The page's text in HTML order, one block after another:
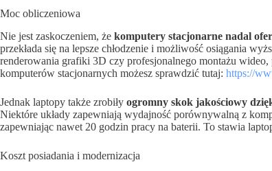
Moc obliczeniowa
Nie jest zaskoczeniem, że komputery stacjonarne nadal
przekłada się na lepsze chłodzenie i możliwość osiągania
renderowania grafiki 3D czy profesjonalnego montażu
komputerów stacjonarnych możesz sprawdzić tutaj: https://
Jednak laptopy także zrobiły ogromny skok jakościowy
Niektóre układy zapewniają wydajność porównywalną z
zapewniając nawet 20 godzin pracy na baterii. To stawia
Koszt posiadania i modernizacja